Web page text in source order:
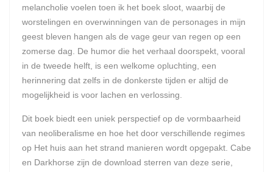
melancholie voelen toen ik het boek sloot, waarbij de
worstelingen en overwinningen van de personages in mijn
geest bleven hangen als de vage geur van regen op een
zomerse dag. De humor die het verhaal doorspekt, vooral
in de tweede helft, is een welkome opluchting, een
herinnering dat zelfs in de donkerste tijden er altijd de
mogelijkheid is voor lachen en verlossing.
Dit boek biedt een uniek perspectief op de vormbaarheid
van neoliberalisme en hoe het door verschillende regimes
op Het huis aan het strand manieren wordt opgepakt. Cabe
en Darkhorse zijn de download sterren van deze serie,